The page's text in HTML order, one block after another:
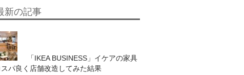
新の記事
「IKEA BUSINESS」イケアの家具
パ良く店舗改造してみた結果